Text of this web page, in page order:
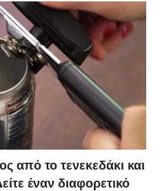
από το τενεκεδάκι και
έναν διαφορετικό